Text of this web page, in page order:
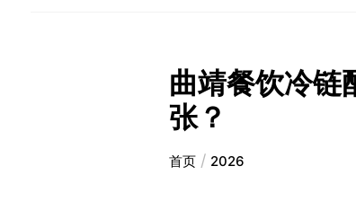
曲靖餐饮冷链
张？
首页 2026